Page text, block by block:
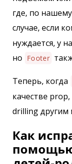
где, по
случае, если
нуждается, у
но Footer
Теперь, когда
качестве
drilling другим
Как